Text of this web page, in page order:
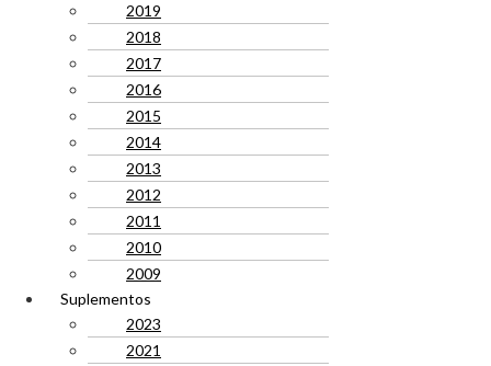
2019
2018
2017
2016
2015
2014
2013
2012
2011
2010
2009
Suplementos
2023
2021